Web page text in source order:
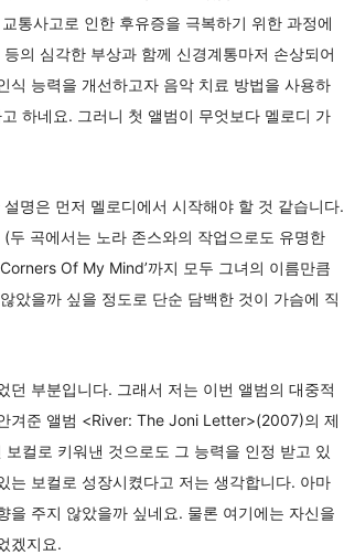
통사고로 인한 후유증을 극복하기 위한 과정에
의 심각한 부상과 함께 신경계통마저 손상되어
식 능력을 개선하고자 음악 치료 방법을 사용하
하네요. 그러니 첫 앨범이 무엇보다 멜로디 가
명은 먼저 멜로디에서 시작해야 할 것 같습니다.
두 곡에서는 노라 존스와의 작업으로도 유명한
Of My Mind’까지 모두 그녀의 이름만큼
았을까 싶을 정도로 단순 담백한 것이 가슴에 직
부분입니다. 그래서 저는 이번 앨범의 대중적
겨준 앨범 <River: The Joni Letter>(2007)의 제
컬로 키워낸 것으로도 그 능력을 인정 받고 있
는 보컬로 성장시켰다고 저는 생각합니다. 아마
을 주지 않았을까 싶네요. 물론 여기에는 자신을
겠지요.